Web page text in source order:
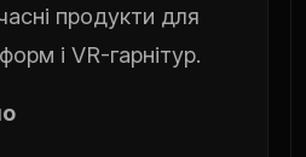
продукти для
і VR-гарнітур.